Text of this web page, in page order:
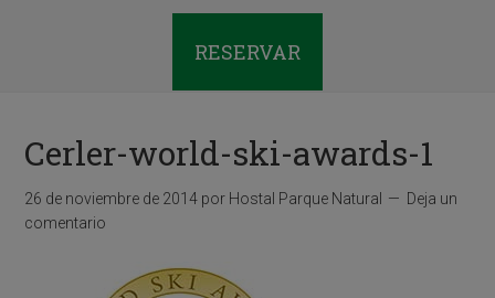
RESERVAR
Cerler-world-ski-awards-1
26 de noviembre de 2014 por Hostal Parque Natural
Deja un
comentario